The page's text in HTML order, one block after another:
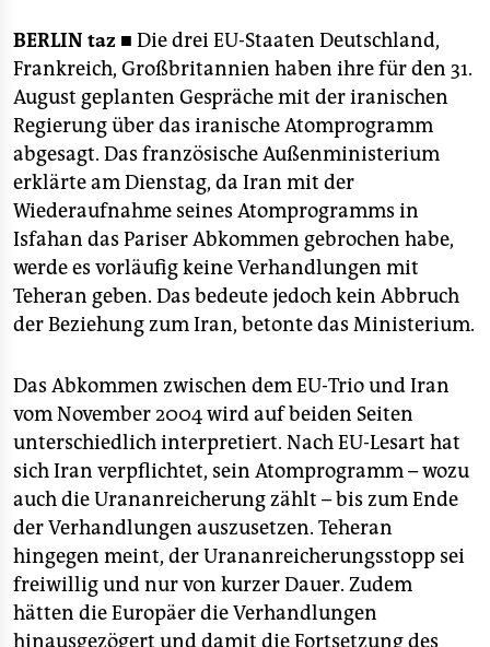
verlag
verlag
veranstaltungen
shop
fragen & hilfe
unterstützen
abo
genossenschaft
epaper login
BERLIN taz ■ Die drei EU-Staaten Deutschland,
Frankreich, Großbritannien haben ihre für den 31.
August geplanten Gespräche mit der iranischen
Regierung über das iranische Atomprogramm
abgesagt. Das französische Außenministerium
erklärte am Dienstag, da Iran mit der
Wiederaufnahme seines Atomprogramms in
Isfahan das Pariser Abkommen gebrochen habe,
werde es vorläufig keine Verhandlungen mit
Teheran geben. Das bedeute jedoch kein Abbruch
der Beziehung zum Iran, betonte das Ministerium.
Das Abkommen zwischen dem EU-Trio und Iran
vom November 2004 wird auf beiden Seiten
unterschiedlich interpretiert. Nach EU-Lesart hat
sich Iran verpflichtet, sein Atomprogramm – wozu
auch die Urananreicherung zählt – bis zum Ende
der Verhandlungen auszusetzen. Teheran
hingegen meint, der Urananreicherungsstopp sei
freiwillig und nur von kurzer Dauer. Zudem
hätten die Europäer die Verhandlungen
hinausgezögert und damit die Fortsetzung des